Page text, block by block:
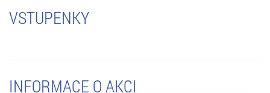
VSTUPENKY
INFORMACE O AKCI